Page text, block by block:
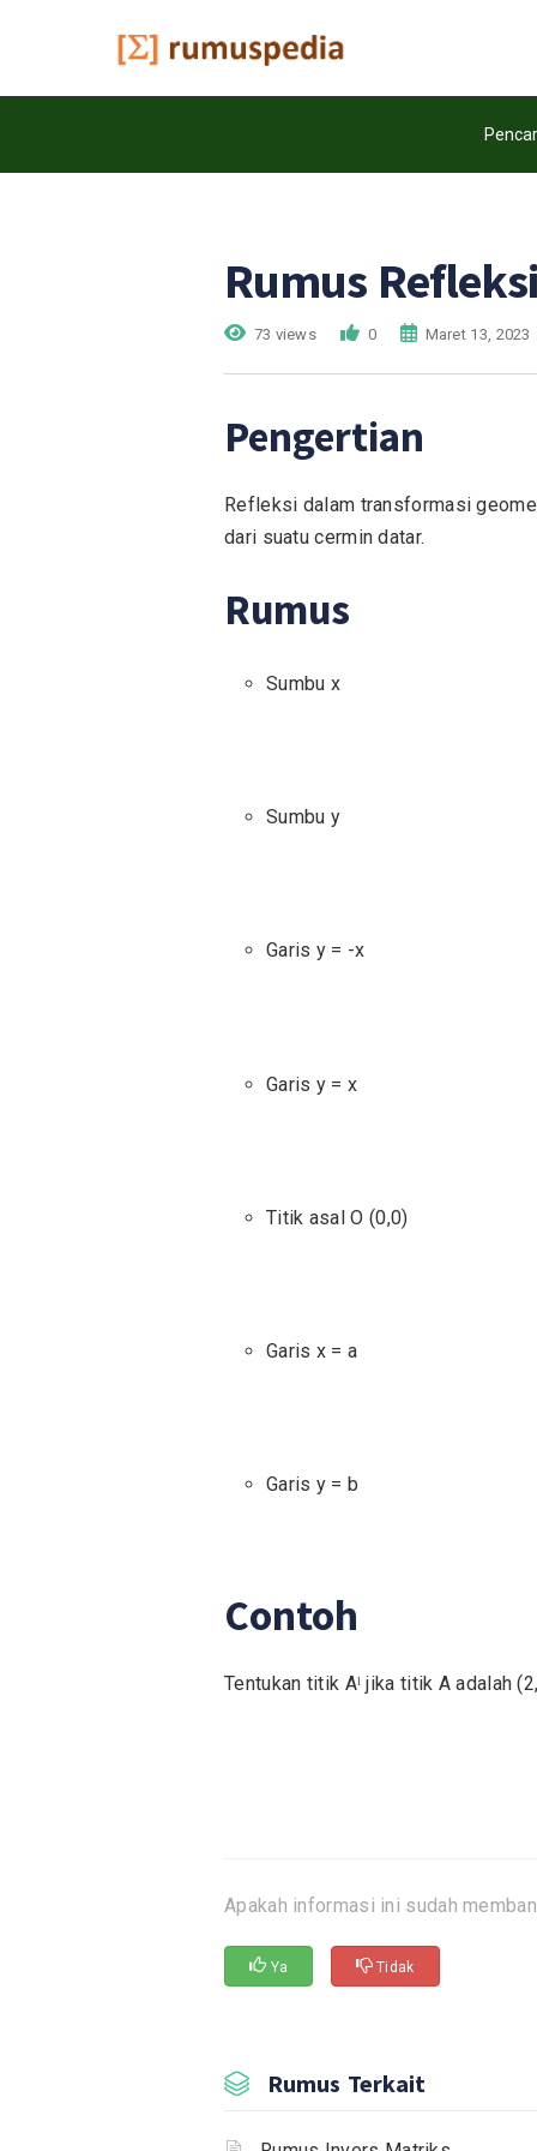
Rumus Refleksi
73 views 0 Maret 13, 2023
Pengertian
Refleksi dalam transformasi
dari suatu cermin datar.
Rumus
Sumbu x
Sumbu y
Garis y = -x
Garis y = x
Titik asal O (0,0)
Garis x = a
Garis y = b
Contoh
Tentukan titik Aˡ jika titik A adalah
Apakah informasi ini sudah
Ya Tidak
Rumus Terkait